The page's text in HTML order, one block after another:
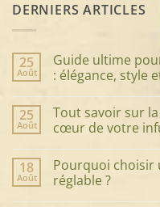
DERNIERS ARTICLES
25
Août
Guide ultime
: élégance, style
sur
Guide
ultime
le
service
à
25
Août
Tout savoir sur
cœur de votre
sur
Tout
savoir
18
Août
Pourquoi choisir
réglable ?